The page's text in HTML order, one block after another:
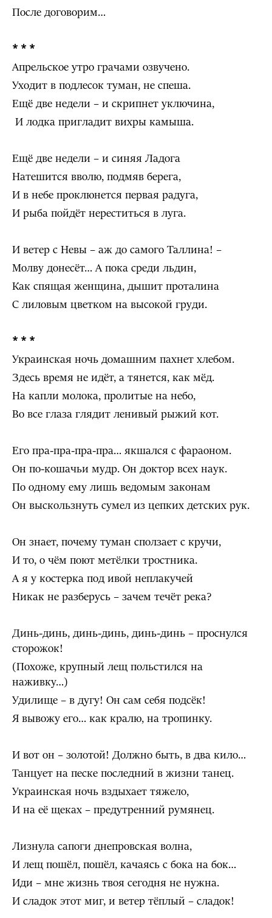
После договорим…
* * *
Апрельское утро грачами озвучено.
Уходит в подлесок туман, не спеша.
Ещё две недели – и скрипнет уключина,
И лодка пригладит вихры камыша.
Ещё две недели – и синяя Ладога
Натешится вволю, подмяв берега,
И в небе проклюнется первая радуга,
И рыба пойдёт нереститься в луга.
И ветер с Невы – аж до самого Таллина! –
Молву донесёт… А пока среди льдин,
Как спящая женщина, дышит проталина
С лиловым цветком на высокой груди.
* * *
Украинская ночь домашним пахнет хлебом.
Здесь время не идёт, а тянется, как мёд.
На капли молока, пролитые на небо,
Во все глаза глядит ленивый рыжий кот.
Его пра-пра-пра-пра… якшался с фараоном.
Он по-кошачьи мудр. Он доктор всех наук.
По одному ему лишь ведомым законам
Он выскользнуть сумел из цепких детских рук.
Он знает, почему туман сползает с кручи,
И то, о чём поют метёлки тростника.
А я у костерка под ивой неплакучей
Никак не разберусь – зачем течёт река?
Динь-динь, динь-динь, динь-динь – проснулся
сторожок!
(Похоже, крупный лещ польстился на
наживку…)
Удилище – в дугу! Он сам себя подсёк!
Я вывожу его… как кралю, на тропинку.
И вот он – золотой! Должно быть, в два кило…
Танцует на песке последний в жизни танец.
Украинская ночь вздыхает тяжело,
И на её щеках – предутренний румянец.
Лизнула сапоги днепровская волна,
И лещ пошёл, пошёл, качаясь с бока на бок…
Иди – мне жизнь твоя сегодня не нужна.
И сладок этот миг, и ветер тёплый – сладок!